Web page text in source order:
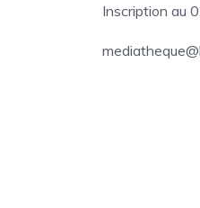
Inscription au